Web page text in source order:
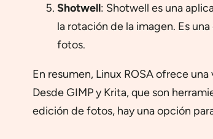
Shotwell: Shotwell es una
la rotación de la imagen. Es
fotos.
En resumen, Linux ROSA ofrece
Desde GIMP y Krita, que son
edición de fotos, hay una opción